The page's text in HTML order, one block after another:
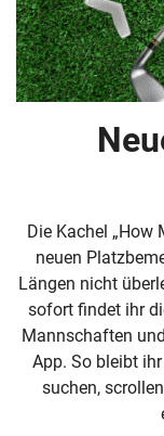
Die Kachel „How
neuen
Längen nicht
sofort findet ihr
Mannschaften
App. So bleibt
suchen,